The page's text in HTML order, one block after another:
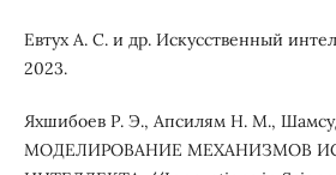
Евтух А. С. и др. Искусственный
2023.
Яхшибоев Р. Э., Апсилям Н. М.,
МОДЕЛИРОВАНИЕ МЕХАНИЗМОВ